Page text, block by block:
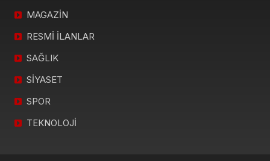
MAGAZİN
RESMİ İLANLAR
SAĞLIK
SİYASET
SPOR
TEKNOLOJİ